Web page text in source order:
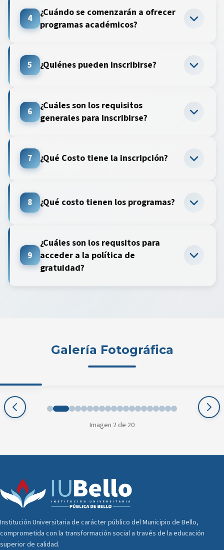
4
¿Cuándo se comenzarán a ofrecer
programas académicos?
5 ¿Quiénes pueden inscribirse?
6
¿Cuáles son los requisitos
generales para inscribirse?
7 ¿Qué Costo tiene la inscripción?
8 ¿Qué costo tienen los programas?
9
¿Cuáles son los requsitos para
acceder a la política de
gratuidad?
Galería Fotográfica
que
7
Imagen 2 de 20
Institución Universitaria de carácter público del Municipio de Bello,
comprometida con la transformación social a través de la educación
superior de calidad.